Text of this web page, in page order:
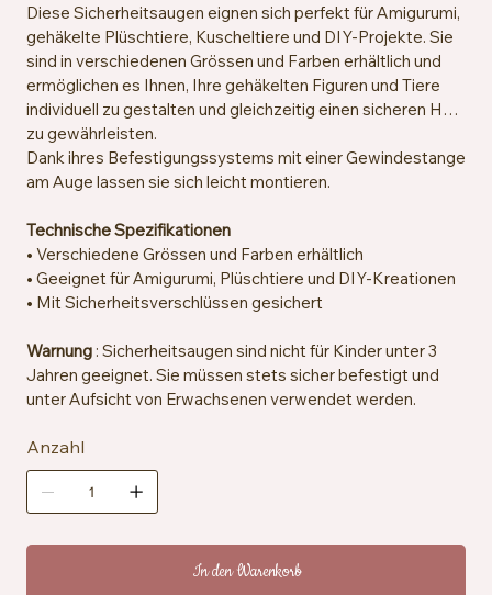
Diese Sicherheitsaugen eignen sich perfekt für Amigurumi,
gehäkelte Plüschtiere, Kuscheltiere und DIY-Projekte. Sie
sind in verschiedenen Grössen und Farben erhältlich und
ermöglichen es Ihnen, Ihre gehäkelten Figuren und Tiere
individuell zu gestalten und gleichzeitig einen sicheren Halt
zu gewährleisten.
Dank ihres Befestigungssystems mit einer Gewindestange
am Auge lassen sie sich leicht montieren.
Technische Spezifikationen
• Verschiedene Grössen und Farben erhältlich
• Geeignet für Amigurumi, Plüschtiere und DIY-Kreationen
• Mit Sicherheitsverschlüssen gesichert
Warnung: Sicherheitsaugen sind nicht für Kinder unter 3
Jahren geeignet. Sie müssen stets sicher befestigt und
unter Aufsicht von Erwachsenen verwendet werden.
Anzahl
In den Warenkorb